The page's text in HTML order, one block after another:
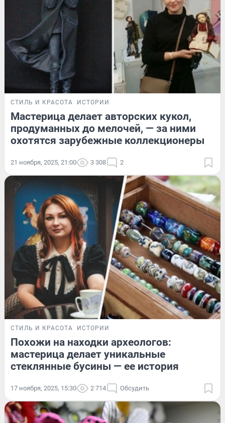
СТИЛЬ И КРАСОТА ИСТОРИИ
Мастерица делает авторских кукол,
продуманных до мелочей, — за ними
охотятся зарубежные коллекционеры
21 ноября, 2025, 21:00 3 308 2
СТИЛЬ И КРАСОТА ИСТОРИИ
Похожи на находки археологов:
мастерица делает уникальные
стеклянные бусины — ее история
17 ноября, 2025, 15:30 2 714 Обсудить